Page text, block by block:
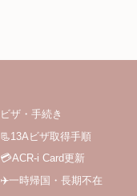
ビザ・手続き
📃13Aビザ取得手順
💳ACR-i Card更新
✈️一時帰国・長期不在